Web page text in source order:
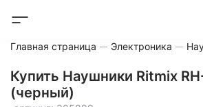
Главная страница Электроника
Купить Наушники Ritmix
(черный)